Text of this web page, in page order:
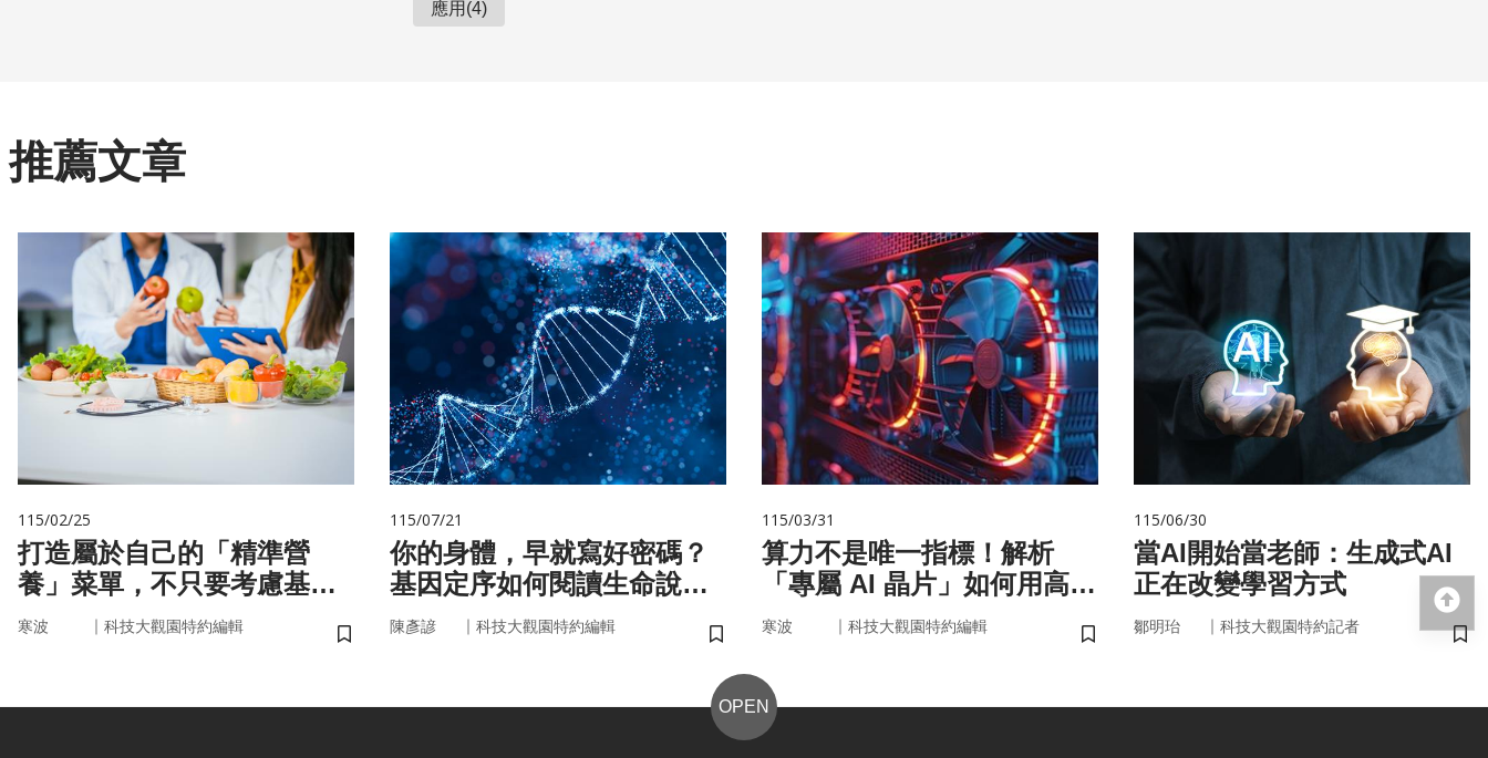
應用(4)
推薦文章
115/02/25
打造屬於自己的「精準營
養」菜單，不只要考慮基
因，關鍵更在腸道微生物
寒波 ｜ 科技大觀園特約編輯
儲存書籤
115/07/21
你的身體，早就寫好密碼？
基因定序如何閱讀生命說明
書
陳彥諺 ｜ 科技大觀園特約編輯
儲存書籤
115/03/31
算力不是唯一指標！解析
「專屬 AI 晶片」如何用高效
率驅動未來
寒波 ｜ 科技大觀園特約編輯
儲存書籤
115/06/30
當AI開始當老師：生成式AI
正在改變學習方式
鄒明珆 ｜ 科技大觀園特約記者
儲
OPEN
回